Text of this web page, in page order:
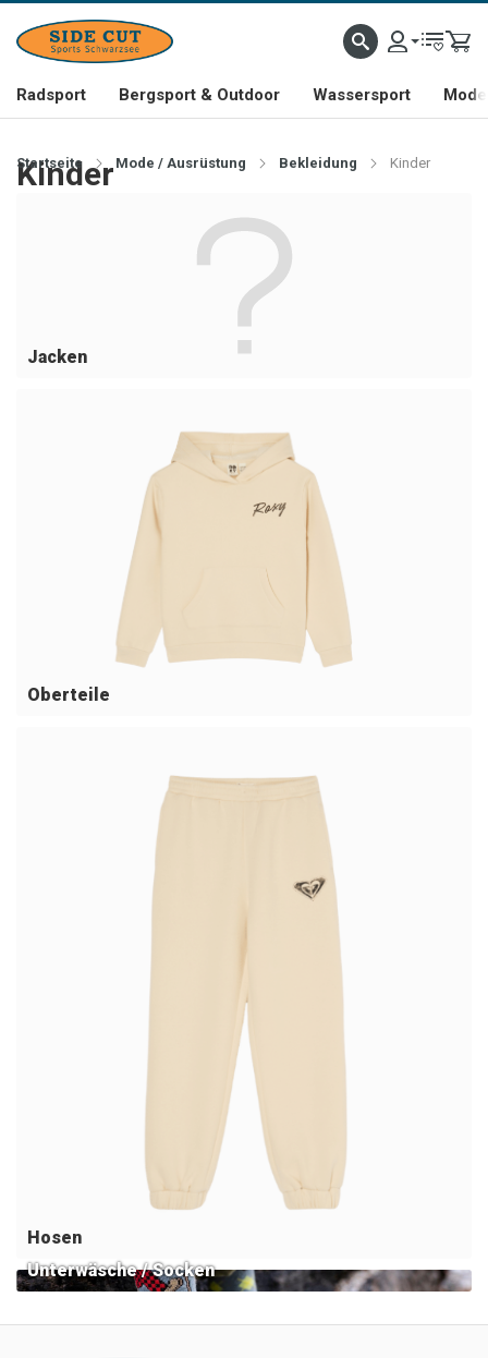
Radsport Bergsport & Outdoor Wassersport
Startseite Mode / Ausrüstung Bekleidung Kinder
Kinder
Jacken
Oberteile
Hosen
Unterwäsche / Socken